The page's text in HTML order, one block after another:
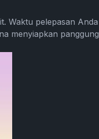
Waktu pelepasan Anda
menyiapkan panggung